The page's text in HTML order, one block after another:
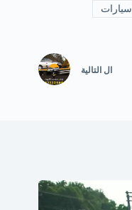
سيارات
ال التالية